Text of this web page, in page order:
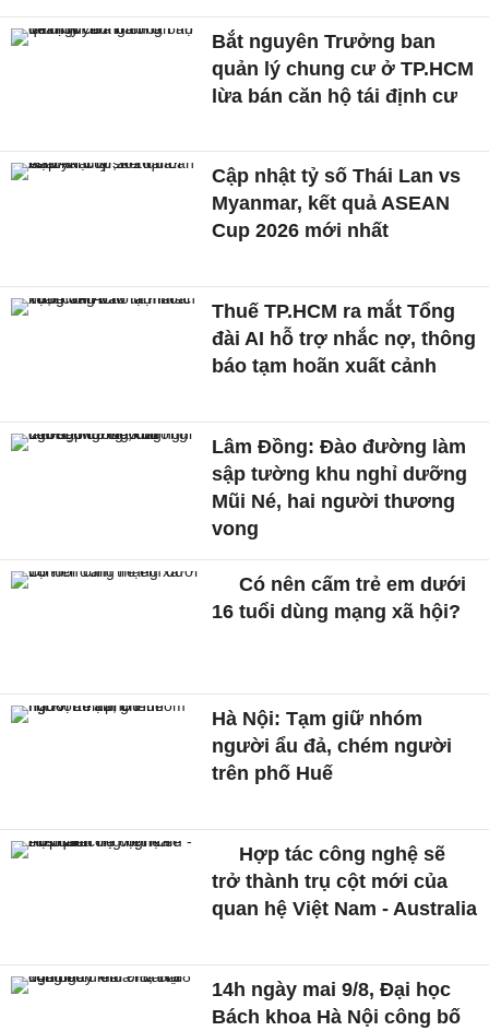
Bắt nguyên Trưởng ban
quản lý chung cư ở TP.HCM
lừa bán căn hộ tái định cư
Cập nhật tỷ số Thái Lan vs
Myanmar, kết quả ASEAN
Cup 2026 mới nhất
Thuế TP.HCM ra mắt Tổng
đài AI hỗ trợ nhắc nợ, thông
báo tạm hoãn xuất cảnh
Lâm Đồng: Đào đường làm
sập tường khu nghỉ dưỡng
Mũi Né, hai người thương
vong
Có nên cấm trẻ em dưới
16 tuổi dùng mạng xã hội?
Hà Nội: Tạm giữ nhóm
người ẩu đả, chém người
trên phố Huế
Hợp tác công nghệ sẽ
trở thành trụ cột mới của
quan hệ Việt Nam - Australia
14h ngày mai 9/8, Đại học
Bách khoa Hà Nội công bố